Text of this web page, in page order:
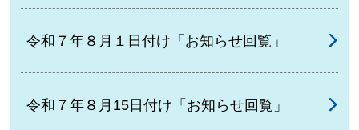
令和７年８月１日付け「お知らせ回覧」
令和７年８月15日付け「お知らせ回覧」